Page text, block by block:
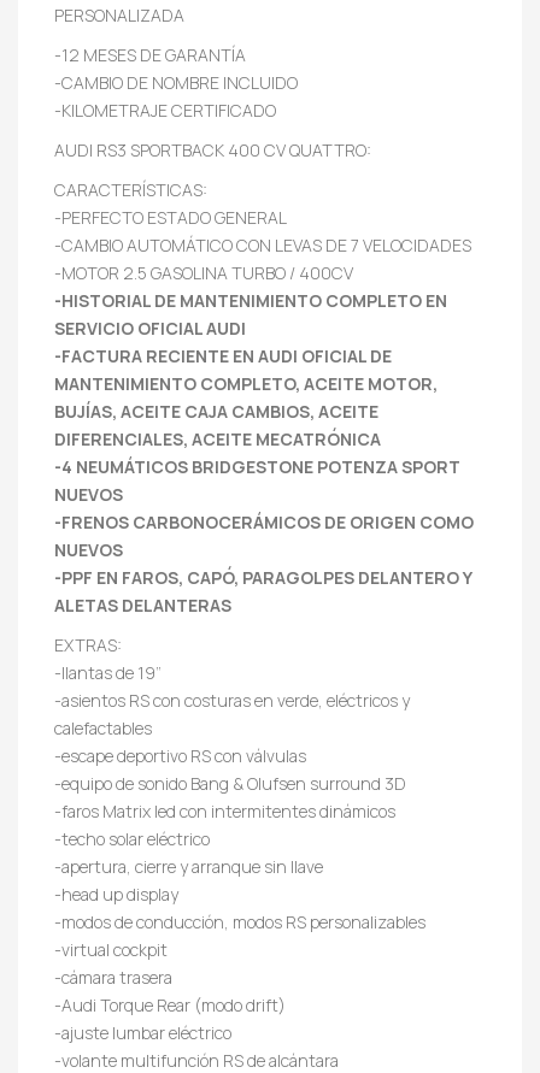
PERSONALIZADA
-12 MESES DE GARANTÍA
-CAMBIO DE NOMBRE INCLUIDO
-KILOMETRAJE CERTIFICADO
AUDI RS3 SPORTBACK 400 CV QUATTRO:
CARACTERÍSTICAS:
-PERFECTO ESTADO GENERAL
-CAMBIO AUTOMÁTICO CON LEVAS DE 7 VELOCIDADES
-MOTOR 2.5 GASOLINA TURBO / 400CV
-HISTORIAL DE MANTENIMIENTO COMPLETO EN
SERVICIO OFICIAL AUDI
-FACTURA RECIENTE EN AUDI OFICIAL DE
MANTENIMIENTO COMPLETO, ACEITE MOTOR,
BUJÍAS, ACEITE CAJA CAMBIOS, ACEITE
DIFERENCIALES, ACEITE MECATRÓNICA
-4 NEUMÁTICOS BRIDGESTONE POTENZA SPORT
NUEVOS
-FRENOS CARBONOCERÁMICOS DE ORIGEN COMO
NUEVOS
-PPF EN FAROS, CAPÓ, PARAGOLPES DELANTERO Y
ALETAS DELANTERAS
EXTRAS:
-llantas de 19”
-asientos RS con costuras en verde, eléctricos y
calefactables
-escape deportivo RS con válvulas
-equipo de sonido Bang & Olufsen surround 3D
-faros Matrix led con intermitentes dinámicos
-techo solar eléctrico
-apertura, cierre y arranque sin llave
-head up display
-modos de conducción, modos RS personalizables
-virtual cockpit
-cámara trasera
-Audi Torque Rear (modo drift)
-ajuste lumbar eléctrico
-volante multifunción RS de alcántara